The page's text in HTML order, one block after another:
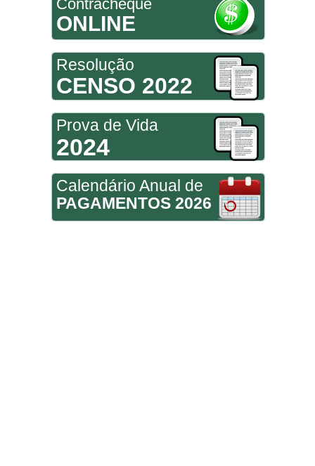
Contracheque
ONLINE
Resolução
CENSO 2022
Prova de Vida
2024
Calendário Anual de
PAGAMENTOS 2026